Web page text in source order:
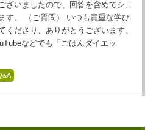
ざいましたので、回答を含めてシェ
す。 （ご質問） いつも貴重な学び
くださり、ありがとうございます。
などでも「ごはんダイエッ